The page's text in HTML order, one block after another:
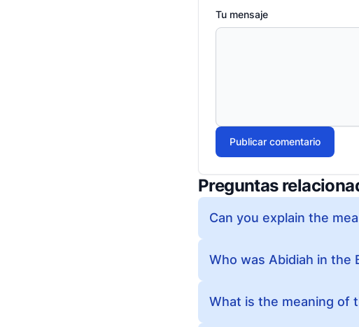
Tu mensaje
Publicar comentario
Preguntas
Can you explain the
Who was Abidiah in the
What is the meaning of